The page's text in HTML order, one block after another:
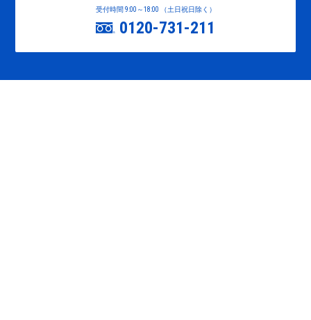
受付時間 9:00～18:00 （土日祝日除く）
0120-731-211